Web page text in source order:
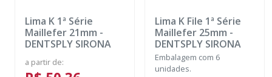
Lima K 1ª Série
Maillefer 21mm -
DENTSPLY SIRONA
a partir de:
Lima K File 1ª Série
Maillefer 25mm -
DENTSPLY SIRONA
Embalagem com 6
unidades.